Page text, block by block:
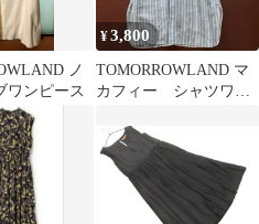
ノ
ワンピース
¥3,800
TOMORROWLAND マ
カフィー シャツワン